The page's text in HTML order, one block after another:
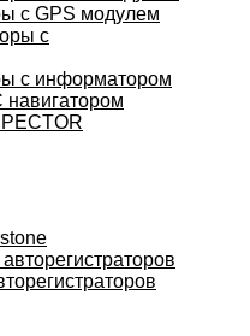
с GPS модулем
с информатором
навигатором